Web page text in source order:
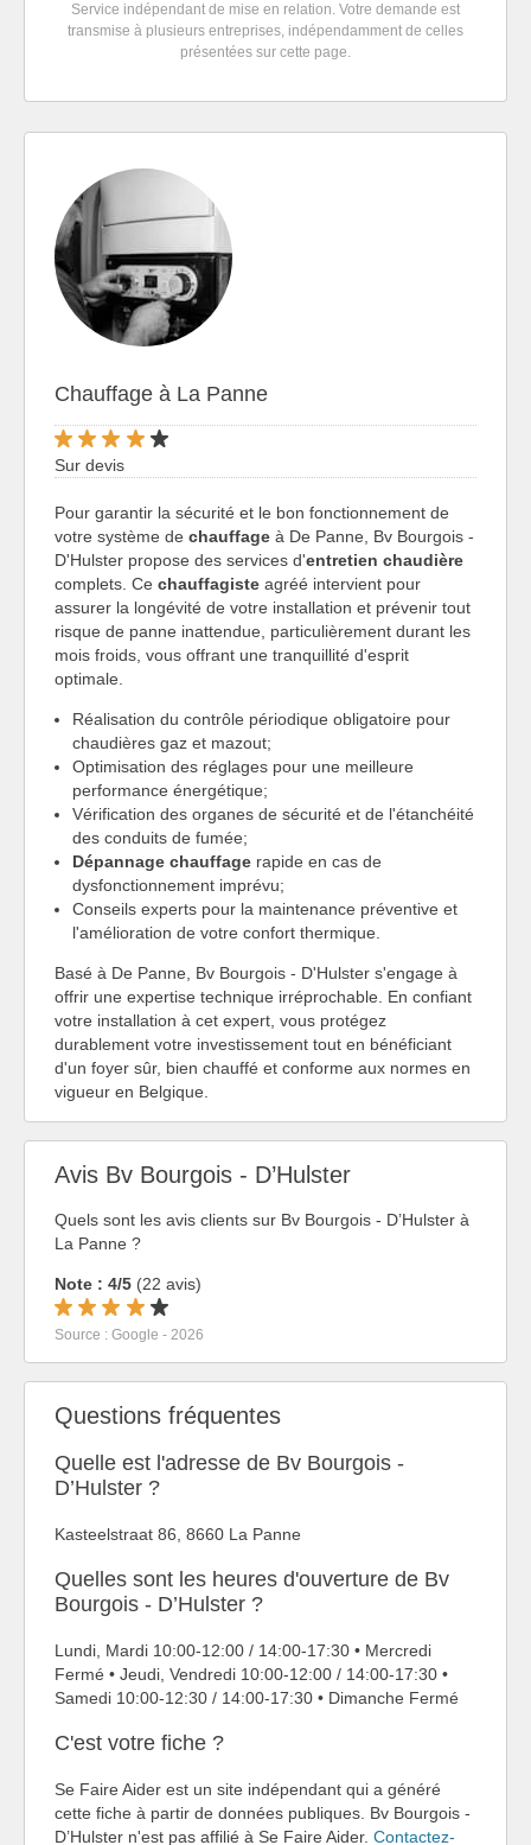
Service indépendant de mise en relation. Votre demande est
transmise à plusieurs entreprises, indépendamment de celles
présentées sur cette page.
Chauffage à La Panne
Sur devis
Pour garantir la sécurité et le bon fonctionnement de
votre système de chauffage à De Panne, Bv Bourgois -
D'Hulster propose des services d'entretien chaudière
complets. Ce chauffagiste agréé intervient pour
assurer la longévité de votre installation et prévenir tout
risque de panne inattendue, particulièrement durant les
mois froids, vous offrant une tranquillité d'esprit
optimale.
Réalisation du contrôle périodique obligatoire pour
chaudières gaz et mazout;
Optimisation des réglages pour une meilleure
performance énergétique;
Vérification des organes de sécurité et de l'étanchéité
des conduits de fumée;
Dépannage chauffage rapide en cas de
dysfonctionnement imprévu;
Conseils experts pour la maintenance préventive et
l'amélioration de votre confort thermique.
Basé à De Panne, Bv Bourgois - D'Hulster s'engage à
offrir une expertise technique irréprochable. En confiant
votre installation à cet expert, vous protégez
durablement votre investissement tout en bénéficiant
d'un foyer sûr, bien chauffé et conforme aux normes en
vigueur en Belgique.
Avis Bv Bourgois - D’Hulster
Quels sont les avis clients sur Bv Bourgois - D’Hulster à
La Panne ?
Note : 4/5 (22 avis)
Source : Google - 2026
Questions fréquentes
Quelle est l'adresse de Bv Bourgois -
D’Hulster ?
Kasteelstraat 86, 8660 La Panne
Quelles sont les heures d'ouverture de Bv
Bourgois - D’Hulster ?
Lundi, Mardi 10:00-12:00 / 14:00-17:30 • Mercredi
Fermé • Jeudi, Vendredi 10:00-12:00 / 14:00-17:30 •
Samedi 10:00-12:30 / 14:00-17:30 • Dimanche Fermé
C'est votre fiche ?
Se Faire Aider est un site indépendant qui a généré
cette fiche à partir de données publiques. Bv Bourgois -
D’Hulster n'est pas affilié à Se Faire Aider. Contactez-